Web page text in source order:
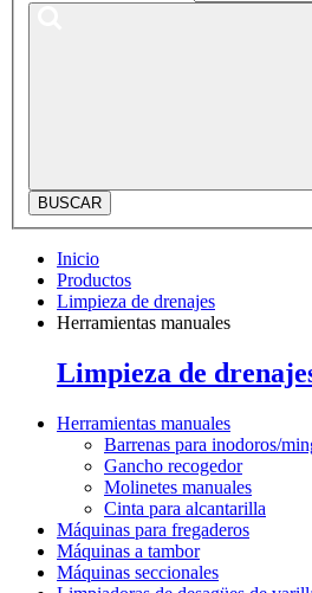
BUSCAR
Inicio
Productos
Limpieza de drenajes
Herramientas manuales
Limpieza de
Herramientas manuales
Barrenas para inodoros/
Gancho recogedor
Molinetes manuales
Cinta para alcantarilla
Máquinas para fregaderos
Máquinas a tambor
Máquinas seccionales